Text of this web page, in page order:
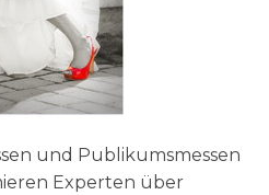
und Publikumsmessen
Experten über